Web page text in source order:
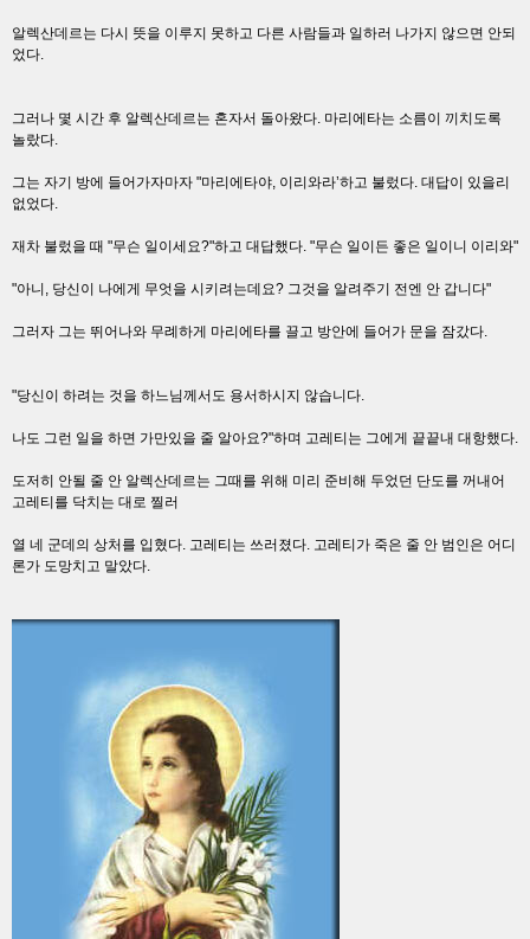
알렉산데르는 다시 뜻을 이루지 못하고 다른 사람들과 일하러 나가지 않으면 안되
었다.
그러나 몇 시간 후 알렉산데르는 혼자서 돌아왔다. 마리에타는 소름이 끼치도록
놀랐다.
그는 자기 방에 들어가자마자 "마리에타야, 이리와라’하고 불렀다. 대답이 있을리
없었다.
재차 불렀을 때 "무슨 일이세요?"하고 대답했다. "무슨 일이든 좋은 일이니 이리와"
"아니, 당신이 나에게 무엇을 시키려는데요? 그것을 알려주기 전엔 안 갑니다"
그러자 그는 뛰어나와 무례하게 마리에타를 끌고 방안에 들어가 문을 잠갔다.
"당신이 하려는 것을 하느님께서도 용서하시지 않습니다.
나도 그런 일을 하면 가만있을 줄 알아요?"하며 고레티는 그에게 끝끝내 대항했다.
도저히 안될 줄 안 알렉산데르는 그때를 위해 미리 준비해 두었던 단도를 꺼내어
고레티를 닥치는 대로 찔러
열 네 군데의 상처를 입혔다. 고레티는 쓰러졌다. 고레티가 죽은 줄 안 범인은 어디
론가 도망치고 말았다.